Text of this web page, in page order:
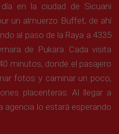
en la ciudad de Sicuani
un almuerzo Buffet, de ahí
al paso de la Raya a 4335
de Pukara. Cada visita
minutos, donde el pasajero
fotos y caminar un poco,
placenteras. Al llegar a
agencia lo estará esperando